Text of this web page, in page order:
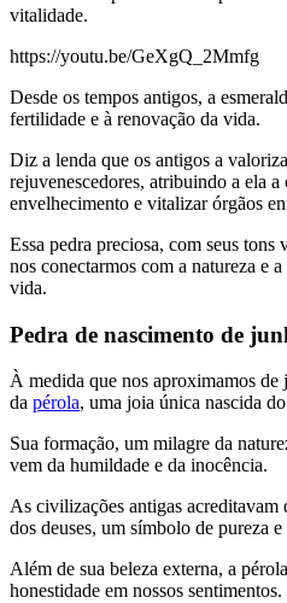
vitalidade.
https://youtu.be/GeXgQ_2Mmfg
Desde os tempos antigos, a
fertilidade e à renovação da vida.
Diz a lenda que os antigos a
rejuvenescedores, atribuindo a ela
envelhecimento e vitalizar órgãos
Essa pedra preciosa, com seus
nos conectarmos com a natureza e
vida.
Pedra de nascimento de
À medida que nos aproximamos de
da pérola, uma joia única nascida
Sua formação, um milagre da
vem da humildade e da inocência.
As civilizações antigas acreditavam
dos deuses, um símbolo de pureza e
Além de sua beleza externa, a
honestidade em nossos sentimentos.